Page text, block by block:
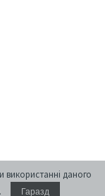
використанні даного
Гаразд